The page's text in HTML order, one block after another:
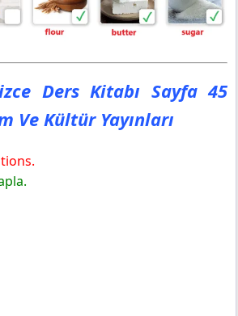
Ders Kitabı Sayfa 45
Ve Kültür Yayınları